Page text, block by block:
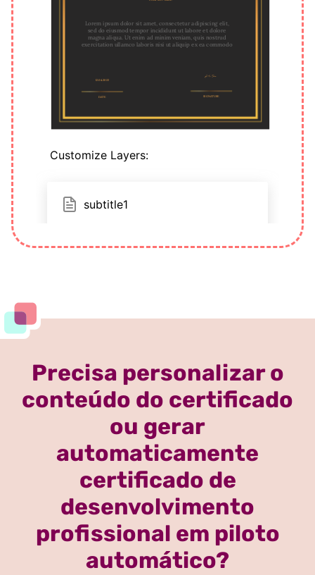
Precisa personalizar o
conteúdo do certificado
ou gerar
automaticamente
certificado de
desenvolvimento
profissional em piloto
automático?